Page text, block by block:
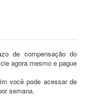
de compensação do
agora mesmo e pague
você pode acessar de
semana.